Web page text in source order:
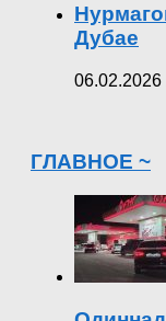
Дубае
06.02.2026
ГЛАВНОЕ ~